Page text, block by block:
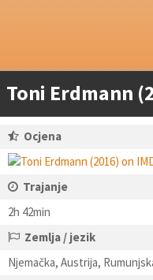
Toni Erdmann
Ocjena
Trajanje
2h 42min
Zemlja / jezik
Njemačka, Austrija,